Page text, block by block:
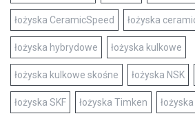
łożyska CeramicSpeed łożyska
łożyska hybrydowe łożyska kulkowe
łożyska kulkowe skośne łożyska NSK
łożyska SKF łożyska Timken